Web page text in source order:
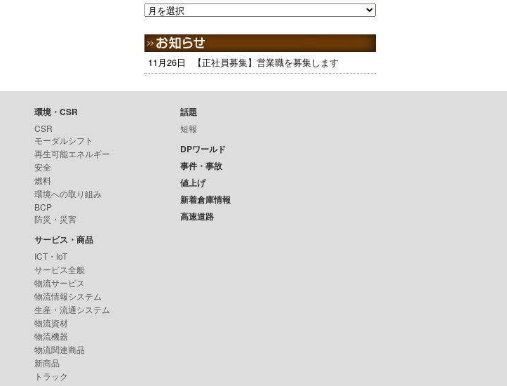
11月26日 【正社員募集】営業職を募集します
環境・CSR
CSR
モーダルシフト
再生可能エネルギー
安全
燃料
環境への取り組み
BCP
防災・災害
サービス・商品
ICT・IoT
サービス全般
物流サービス
物流情報システム
生産・流通システム
物流資材
物流機器
物流関連商品
新商品
トラック
話題
短報
DPワールド
事件・事故
値上げ
新着倉庫情報
高速道路